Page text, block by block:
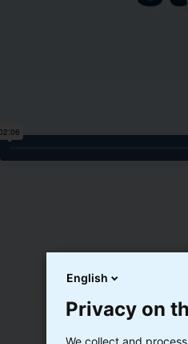
English
Privacy on
We collect and